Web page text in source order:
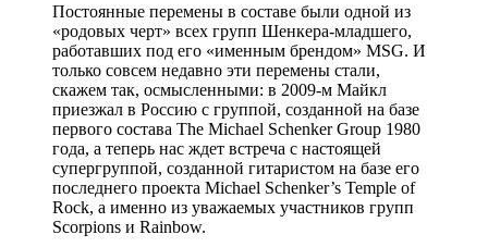
Постоянные перемены в составе были одной из
«родовых черт» всех групп Шенкера-младшего,
работавших под его «именным брендом» MSG. И
только совсем недавно эти перемены стали,
скажем так, осмысленными: в 2009-м Майкл
приезжал в Россию с группой, созданной на базе
первого состава The Michael Schenker Group 1980
года, а теперь нас ждет встреча с настоящей
супергруппой, созданной гитаристом на базе его
последнего проекта Michael Schenker’s Temple of
Rock, а именно из уважаемых участников групп
Scorpions и Rainbow.